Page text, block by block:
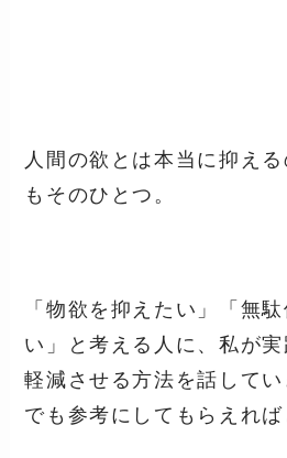
人間の欲とは本当に抑え
もそのひとつ。
「物欲を抑えたい」「無
い」と考える人に、私が
軽減させる方法を話して
でも参考にしてもらえれば